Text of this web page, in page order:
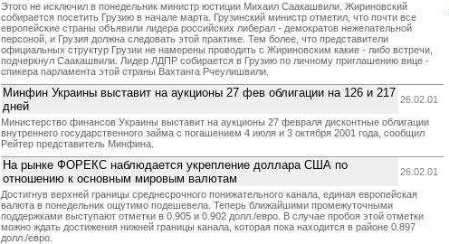
Этого не исключил в понедельник министр юстиции Михаил Саакашвили. Жириновский
собирается посетить Грузию в начале марта. Грузинский министр отметил, что почти все
европейские страны объявили лидера российских либерал - демократов нежелательной
персоной, и Грузия должна следовать этой практике. Тем более, что представители
официальных структур Грузии не намерены проводить с Жириновским какие - либо встречи,
подчеркнул Саакашвили. Лидер ЛДПР собирается в Грузию по личному приглашению вице -
спикера парламента этой страны Вахтанга Рчеулишвили.
Минфин Украины выставит на аукционы 27 фев облигации на 126 и 217
дней
26.02.01
Министерство финансов Украины выставит на аукционы 27 февраля дисконтные облигации
внутреннего государственного займа с погашением 4 июля и 3 октября 2001 года, сообщил
Рейтер представитель Минфина.
На рынке ФОРЕКС наблюдается укрепление доллара США по
отношению к основным мировым валютам
26.02.01
Достигнув верхней границы среднесрочного понижательного канала, единая европейская
валюта в понедельник ощутимо подешевела. Теперь ближайшими промежуточными
поддержками выступают отметки в 0.905 и 0.902 долл./евро. В случае пробоя этой отметки
можно ждать достижения нижней границы канала, которая пока находится в районе 0.897
долл./евро.